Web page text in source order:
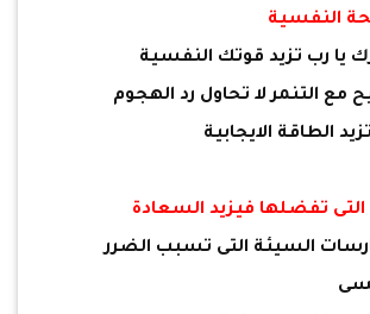
النفسية
يا رب تزيد قوتك النفسية
مع التنمر لا تحاول رد الهجوم
الطاقة الايجابية
التى تفضلها فيزيد السعادة
السيئة التى تسبب الضرر